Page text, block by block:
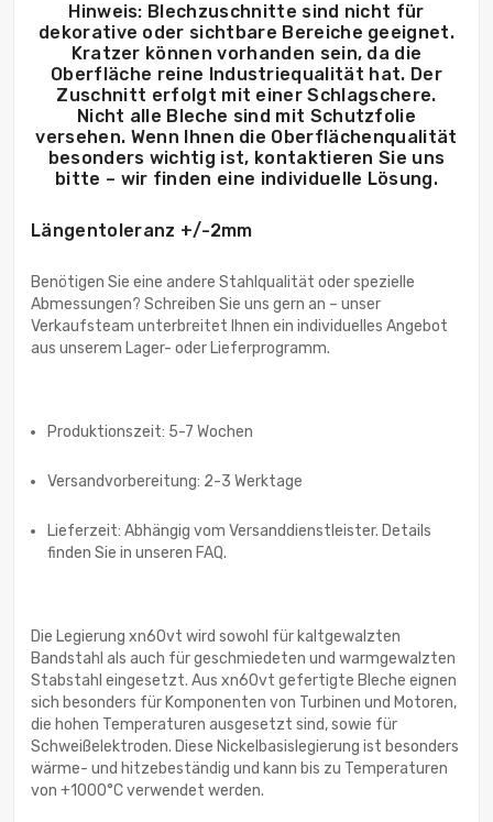
Hinweis: Blechzuschnitte sind nicht für
dekorative oder sichtbare Bereiche geeignet.
Kratzer können vorhanden sein, da die
Oberfläche reine Industriequalität hat. Der
Zuschnitt erfolgt mit einer Schlagschere.
Nicht alle Bleche sind mit Schutzfolie
versehen. Wenn Ihnen die Oberflächenqualität
besonders wichtig ist, kontaktieren Sie uns
bitte – wir finden eine individuelle Lösung.
Längentoleranz +/-2mm
Benötigen Sie eine andere Stahlqualität oder spezielle
Abmessungen? Schreiben Sie uns gern an – unser
Verkaufsteam unterbreitet Ihnen ein individuelles Angebot
aus unserem Lager- oder Lieferprogramm.
Produktionszeit: 5-7 Wochen
Versandvorbereitung: 2-3 Werktage
Lieferzeit: Abhängig vom Versanddienstleister. Details
finden Sie in unseren FAQ.
Die Legierung xn60vt wird sowohl für kaltgewalzten
Bandstahl als auch für geschmiedeten und warmgewalzten
Stabstahl eingesetzt. Aus xn60vt gefertigte Bleche eignen
sich besonders für Komponenten von Turbinen und Motoren,
die hohen Temperaturen ausgesetzt sind, sowie für
Schweißelektroden. Diese Nickelbasislegierung ist besonders
wärme- und hitzebeständig und kann bis zu Temperaturen
von +1000°C verwendet werden.